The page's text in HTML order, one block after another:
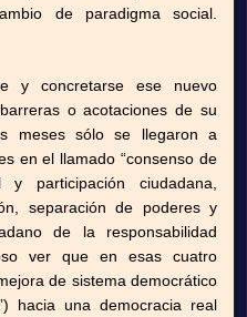
de paradigma social.
y concretarse ese nuevo
o acotaciones de su
meses sólo se llegaron a
en el llamado “consenso de
y participación ciudadana,
separación de poderes y
de la responsabilidad
ver que en esas cuatro
de sistema democrático
hacia una democracia real